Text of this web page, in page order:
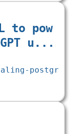
to pow
u...
postgr